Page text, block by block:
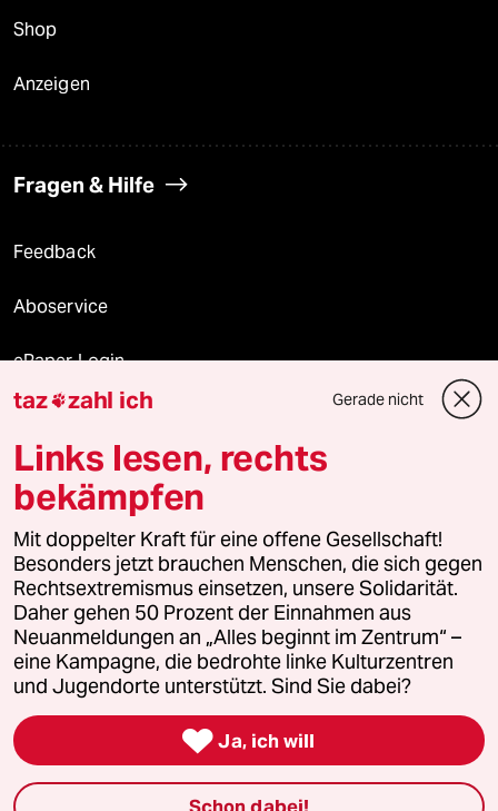
Shop
Anzeigen
Fragen & Hilfe
Feedback
Aboservice
ePaper Login
Downloads für Abonnierende
© 2026 taz Verlags und Vertriebs GmbH
Alle Rechte vorbehalten. Bei rechtlichen Fragen oder für Genehmigungen
wenden Sie sich bitte an
lizenzen@taz.de
Feedback Redaktionsstatut Kommune-Richtlinien
Leitlinie Informant Datenschutz Impressum AGB
Seitenwende Einwilligungen widerrufen (Ads)
taz zahl ich Gerade nicht
Links lesen, rechts
bekämpfen
Mit doppelter Kraft für eine offene Gesellschaft!
Besonders jetzt brauchen Menschen, die sich gegen
Rechtsextremismus einsetzen, unsere Solidarität.
Daher gehen 50 Prozent der Einnahmen aus
Neuanmeldungen an „Alles beginnt im Zentrum“ –
eine Kampagne, die bedrohte linke Kulturzentren
und Jugendorte unterstützt. Sind Sie dabei?
 Ja, ich will